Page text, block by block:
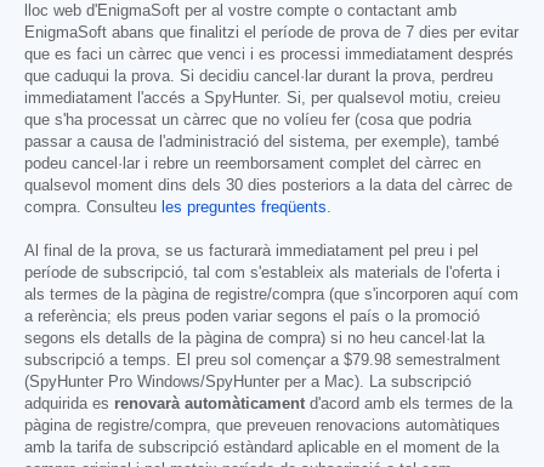
lloc web d'EnigmaSoft per al vostre compte o contactant amb
EnigmaSoft abans que finalitzi el període de prova de 7 dies per evitar
que es faci un càrrec que venci i es processi immediatament després
que caduqui la prova. Si decidiu cancel·lar durant la prova, perdreu
immediatament l'accés a SpyHunter. Si, per qualsevol motiu, creieu
que s'ha processat un càrrec que no volíeu fer (cosa que podria
passar a causa de l'administració del sistema, per exemple), també
podeu cancel·lar i rebre un reemborsament complet del càrrec en
qualsevol moment dins dels 30 dies posteriors a la data del càrrec de
compra. Consulteu les preguntes freqüents.
Al final de la prova, se us facturarà immediatament pel preu i pel
període de subscripció, tal com s'estableix als materials de l'oferta i
als termes de la pàgina de registre/compra (que s'incorporen aquí com
a referència; els preus poden variar segons el país o la promoció
segons els detalls de la pàgina de compra) si no heu cancel·lat la
subscripció a temps. El preu sol començar a $79.98 semestralment
(SpyHunter Pro Windows/SpyHunter per a Mac). La subscripció
adquirida es renovarà automàticament d'acord amb els termes de la
pàgina de registre/compra, que preveuen renovacions automàtiques
amb la tarifa de subscripció estàndard aplicable en el moment de la